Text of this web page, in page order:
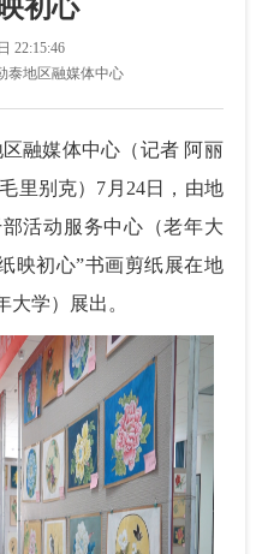
初心
22:15:46
泰地区融媒体中心
融媒体中心（记者 阿丽
里别克）7月24日，由地
活动服务中心（老年大
映初心”书画剪纸展在地
大学）展出。